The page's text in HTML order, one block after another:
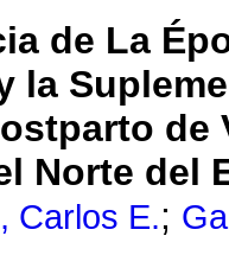
de La
la
de
Norte del
Carlos E.;